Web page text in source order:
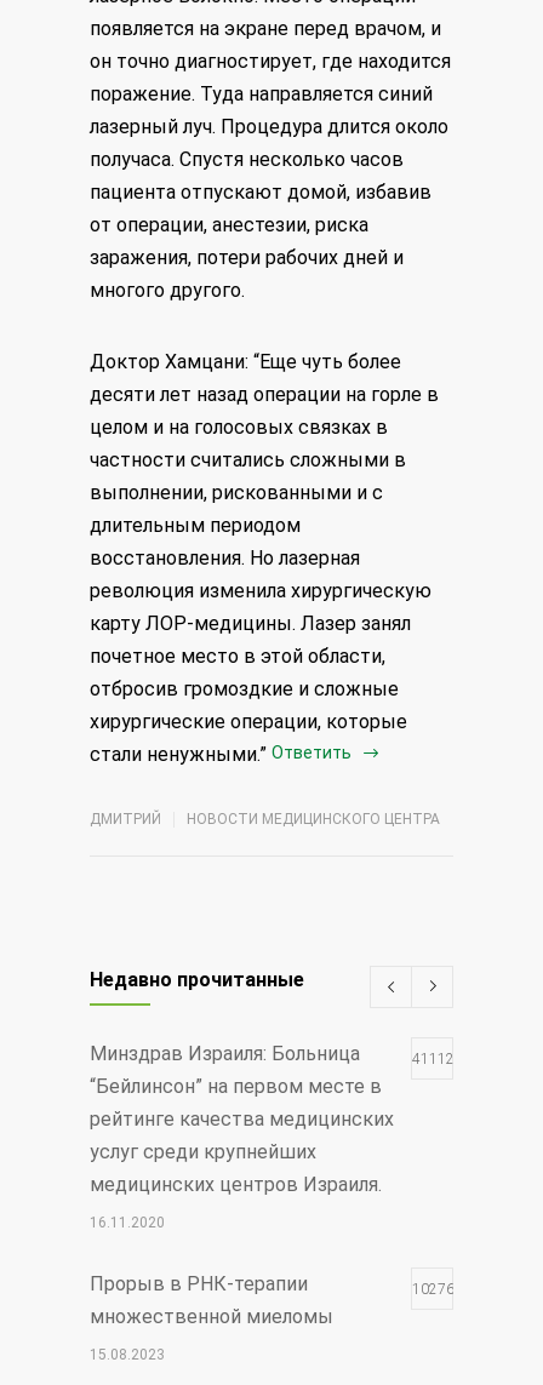
появляется на экране перед врачом, и
он точно диагностирует, где находится
поражение. Туда направляется синий
лазерный луч. Процедура длится около
получаса. Спустя несколько часов
пациента отпускают домой, избавив
от операции, анестезии, риска
заражения, потери рабочих дней и
многого другого.
Доктор Хамцани: “Еще чуть более
десяти лет назад операции на горле в
целом и на голосовых связках в
частности считались сложными в
выполнении, рискованными и с
длительным периодом
восстановления. Но лазерная
революция изменила хирургическую
карту ЛОР-медицины. Лазер занял
почетное место в этой области,
отбросив громоздкие и сложные
хирургические операции, которые
стали ненужными.” Ответить
ДМИТРИЙ НОВОСТИ МЕДИЦИНСКОГО ЦЕНТРА
Недавно прочитанные
Минздрав Израиля: Больница
“Бейлинсон” на первом месте в
рейтинге качества медицинских
услуг среди крупнейших
медицинских центров Израиля.
411128
16.11.2020
Прорыв в РНК-терапии
множественной миеломы
102765
15.08.2023